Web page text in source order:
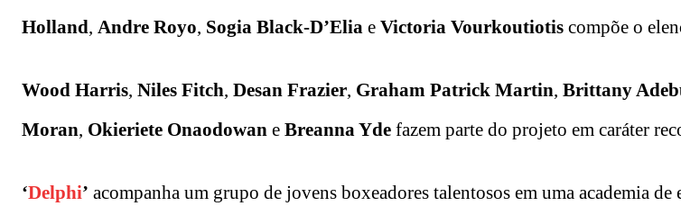
Holland, Andre Royo, Sogia Black-D’Elia e Victoria Vourkoutiotis compõe o
Wood Harris, Niles Fitch, Desan Frazier, Graham Patrick Martin, Brittany
Moran, Okieriete Onaodowan e Breanna Yde fazem parte do projeto em caráter
‘Delphi’ acompanha um grupo de jovens boxeadores talentosos em uma academia